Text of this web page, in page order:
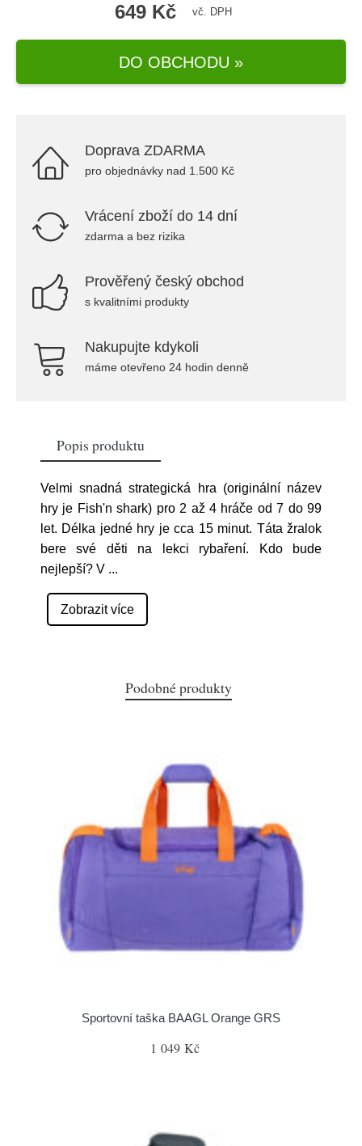
649 Kč vč. DPH
DO OBCHODU »
Doprava ZDARMA
pro objednávky nad 1.500 Kč
Vrácení zboží do 14 dní
zdarma a bez rizika
Prověřený český obchod
s kvalitními produkty
Nakupujte kdykoli
máme otevřeno 24 hodin denně
Popis produktu
Velmi snadná strategická hra (originální název
hry je Fish'n shark) pro 2 až 4 hráče od 7 do 99
let. Délka jedné hry je cca 15 minut. Táta žralok
bere své děti na lekci rybaření. Kdo bude
nejlepší? V ...
Zobrazit více
Podobné produkty
Sportovní taška BAAGL Orange GRS
1 049 Kč